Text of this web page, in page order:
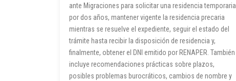
ante Migraciones para solicitar una residencia temporaria
por dos años, mantener vigente la residencia precaria
mientras se resuelve el expediente, seguir el estado del
trámite hasta recibir la disposición de residencia y,
finalmente, obtener el DNI emitido por RENAPER. También
incluye recomendaciones prácticas sobre plazos,
posibles problemas burocráticos, cambios de nombre y